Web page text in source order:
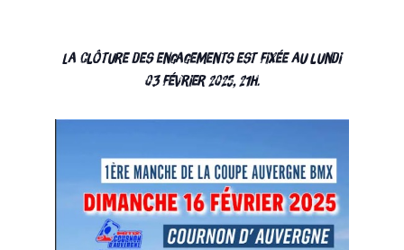
La clôture des engagements est fixée au lundi
03 février 2025, 21h.